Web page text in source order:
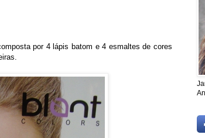
por 4 lápis batom e 4 esmaltes de cores